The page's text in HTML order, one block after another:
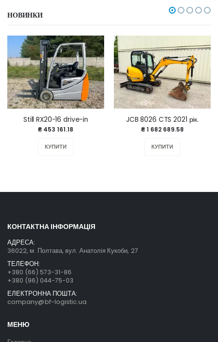
НОВИНКИ
Still RX20-16 drive-in
₴ 453 161.18
КУПИТИ
JCB 8026 CTS 2021 рік.
₴ 1 682 689.58
КУПИТИ
КОНТАКТНА ІНФОРМАЦІЯ
АДРЕСА:
36022, м. Полтава, вул. Анатолія Кукоби, 27
ТЕЛЕФОН:
+380 (66) 573-31-86
+380 (96) 044-75-03
ЕЛЕКТРОННА ПОШТА:
company@bf-logistic.ua
МЕНЮ